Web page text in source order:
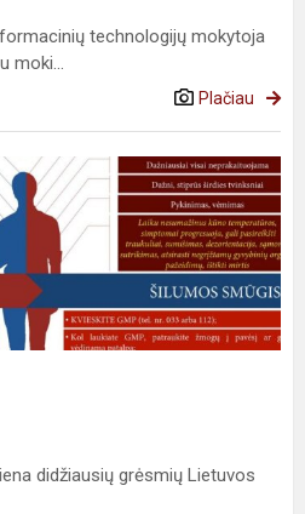
technologijų mokytoja
moki...
Plačiau
didžiausių grėsmių Lietuvos